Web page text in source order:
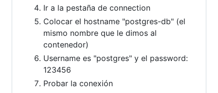
Ir a la pestaña de connection
Colocar el hostname "postgres-db" (el
mismo nombre que le dimos al
contenedor)
Username es "postgres" y el password:
123456
Probar la conexión